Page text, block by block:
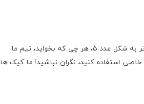
کیک تولد عدد 5 ما دقیقا طبق سلیقه شما طراحی می شه. از طراحی های ساده و شیک گرفته تا کیک هایی با جزئیات پیچیده تر به شکل عدد 5، هر چی که بخواید، تیم ما
استفاده کنید، نگران نباشید! ما کیک ها